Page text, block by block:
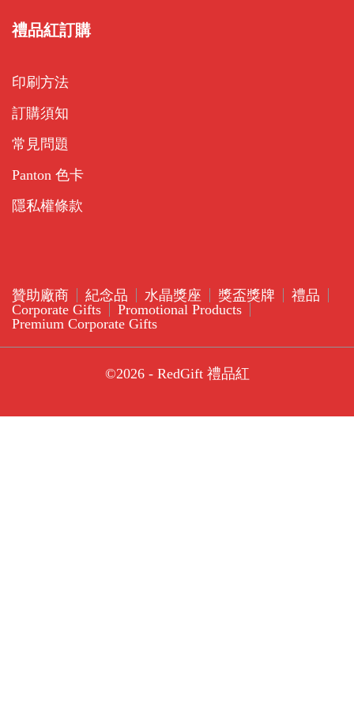
禮品紅訂購
印刷方法
訂購須知
常見問題
Panton 色卡
隱私權條款
贊助廠商 紀念品 水晶獎座 獎盃獎牌
禮品
Corporate Gifts
Promotional Products
Premium Corporate Gifts
©2026 - RedGift 禮品紅